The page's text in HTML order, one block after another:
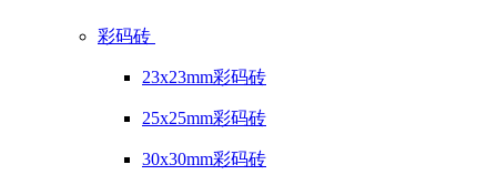
彩码砖
23x23mm彩码砖
25x25mm彩码砖
30x30mm彩码砖